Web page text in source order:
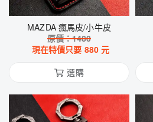
MAZDA 瘋馬皮/小牛皮
原價：1480
現在特價只要 880 元
選購